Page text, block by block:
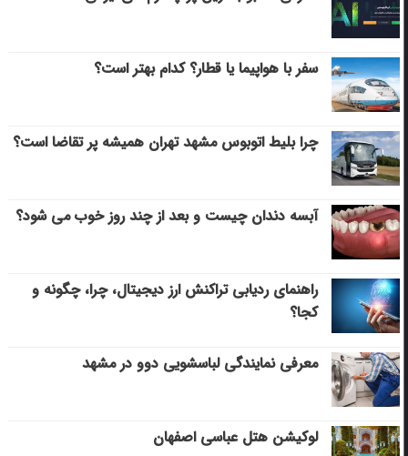
سفر با هواپیما یا قطار؟ کدام بهتر است؟
چرا بلیط اتوبوس مشهد تهران همیشه پر تقاضا است؟
آبسه دندان چیست و بعد از چند روز خوب می‌ شود؟
راهنمای ردیابی تراکنش ارز دیجیتال، چرا، چگونه و
کجا؟
معرفی نمایندگی لباسشویی دوو در مشهد
لوکیشن هتل عباسی اصفهان